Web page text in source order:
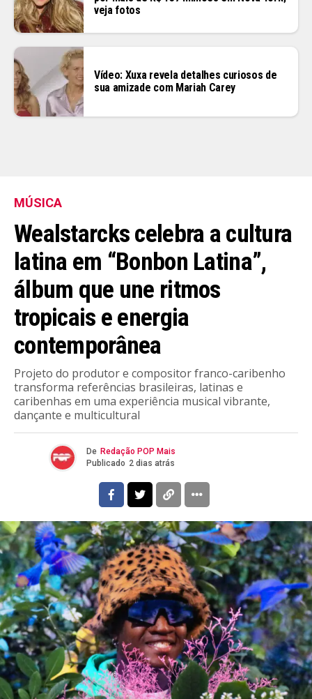
veja fotos
Vídeo: Xuxa revela detalhes curiosos de
sua amizade com Mariah Carey
MÚSICA
Wealstarcks celebra a cultura
latina em “Bonbon Latina”,
álbum que une ritmos
tropicais e energia
contemporânea
Projeto do produtor e compositor franco-caribenho
transforma referências brasileiras, latinas e
caribenhas em uma experiência musical vibrante,
dançante e multicultural
De Redação POP Mais
Publicado 2 dias atrás
Flipboard
Reddit
Pinterest
Whatsapp
Email